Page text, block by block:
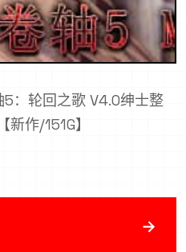
5：轮回之歌 V4.0绅士整
作/151G】
→